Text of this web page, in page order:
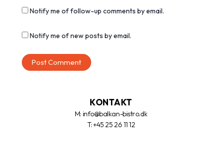
Notify me of follow-up comments by email.
Notify me of new posts by email.
KONTAKT
M: info@balkan-bistro.dk
T: +45 25 26 11 12